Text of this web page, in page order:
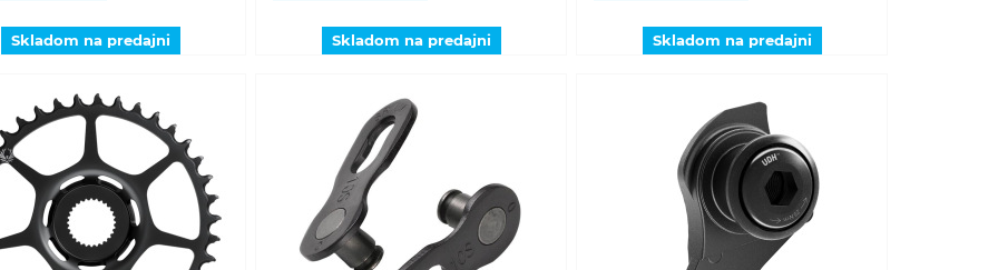
Skladom na predajni Skladom na predajni Skladom na predajni